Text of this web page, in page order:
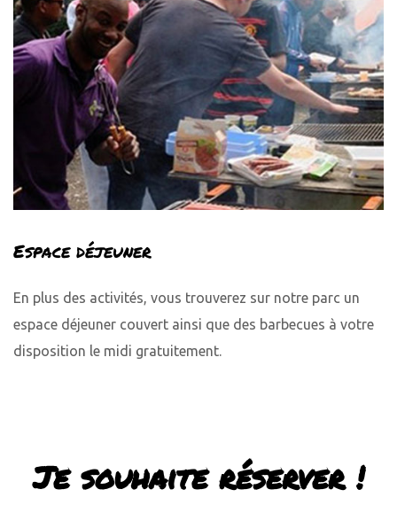
Espace déjeuner
En plus des activités, vous trouverez sur notre parc un
espace déjeuner couvert ainsi que des barbecues à votre
disposition le midi gratuitement.
Je souhaite réserver !